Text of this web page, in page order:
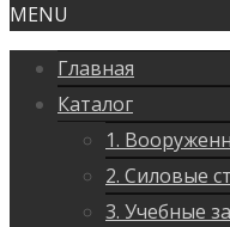
MENU
Главная
Каталог
1.
2. Силовые
3. Учебные